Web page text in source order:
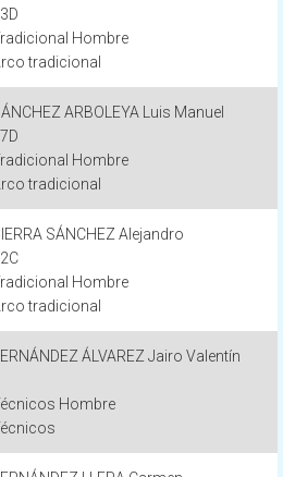
Hombre
tradicional
ARBOLEYA Luis Manuel
Hombre
tradicional
SÁNCHEZ Alejandro
Hombre
tradicional
ÁLVAREZ Jairo Valentín
Hombre